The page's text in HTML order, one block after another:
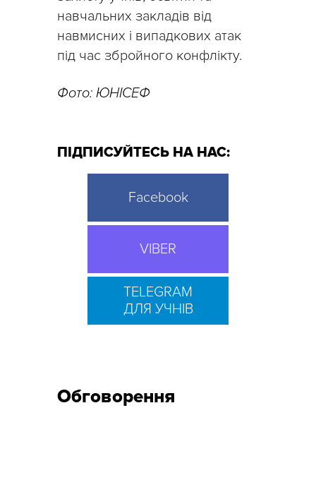
навчальних закладів від
навмисних і випадкових атак
під час збройного конфлікту.
Фото: ЮНІСЕФ
ПІДПИСУЙТЕСЬ НА НАС:
Facebook
VIBER
TELEGRAM
ДЛЯ УЧНІВ
Обговорення